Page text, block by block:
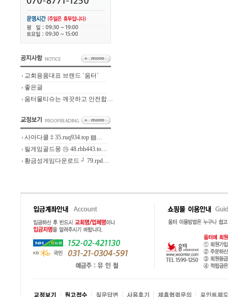
교회용품대표 브랜드 `움터`
좋은글
움터물티슈는 깨끗하고 안전합…
사아다쿨 ‡ 35.ruq934.top ▤…
릴게임골드몽 ㉮ 48.rbh443.to…
황금성게임다운로드 ┘ 79.rpd…